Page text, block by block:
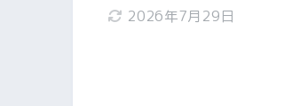
2026年7月29日